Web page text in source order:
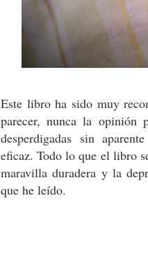
Este libro ha sido muy
parecer, nunca la opinión
desperdigadas sin
eficaz. Todo lo que el libro
maravilla duradera y la
que he leído.